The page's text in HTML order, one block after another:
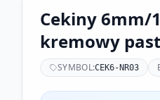
Cekiny 6mm/
kremowy
SYMBOL:CEK6-NR03